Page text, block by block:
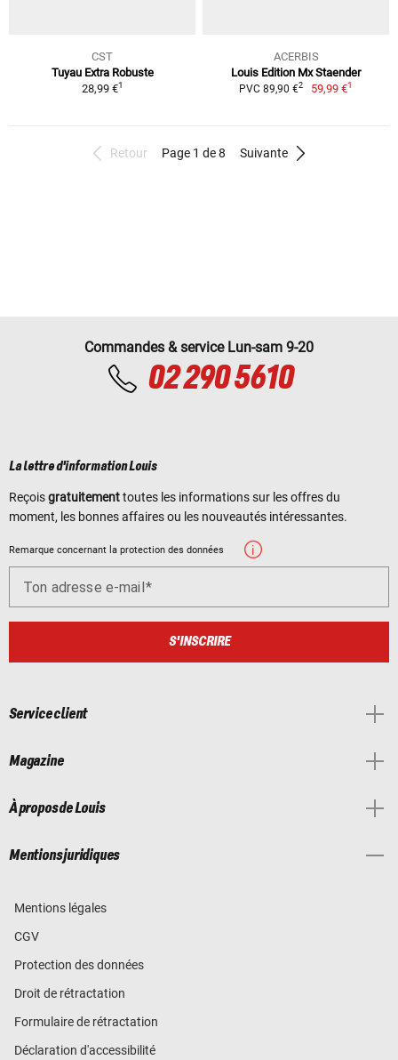
CST
Tuyau Extra Robuste
28,99 €1
ACERBIS
Louis Edition Mx Staender
PVC 89,90 €2 59,99 €1
Retour Page 1 de 8 Suivante
Commandes & service Lun-sam 9-20
02 290 5610
La lettre d'information Louis
Reçoisgratuitementtoutes les informations sur les offres du
moment, les bonnes affaires ou les nouveautés intéressantes.
Remarque concernant la protection des données
Ton adresse e-mail
S'INSCRIRE
Service client
Magazine
À propos de Louis
Mentions juridiques
Mentions légales
CGV
Protection des données
Droit de rétractation
Formulaire de rétractation
Déclaration d'accessibilité